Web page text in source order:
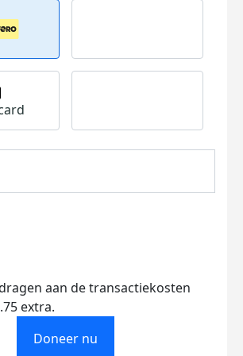
aan de transactiekosten
extra.
Doneer nu